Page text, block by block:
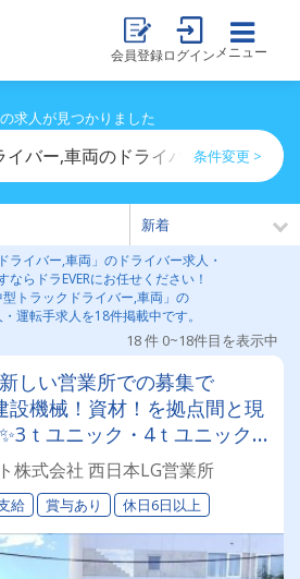
会員登録ログイン メニュー
求人が見つかりました
バー,車両のドライバー求人・運転
条件変更 >
ライバー,車両」のドライバー求人・
ならドラEVERにお任せください！
トラックドライバー,車両」の
運転手求人を18件掲載中です。
18 件 0~18件目を表示中
しい営業所での募集で
設機械！資材！を拠点間と現
ｔユニック・4ｔユニック車
イム市場上場企業のグルー
！！入社後に各種資格取得可
！！
株式会社 西日本LG営業所
給 賞与あり 休日6日以上